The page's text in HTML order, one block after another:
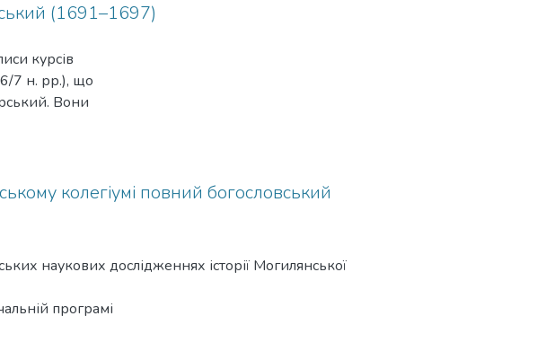
(1691–1697)
курсів
7 н. рр.), що
Вони
Петербург).
його біографії
переплетено)
що
та прагматичним, а це дозволяє відійти від
Голенковський розпочав студії у Київському
колегіумі повний богословський
наукових дослідженнях історії Могилянської
програмі
здавалося,